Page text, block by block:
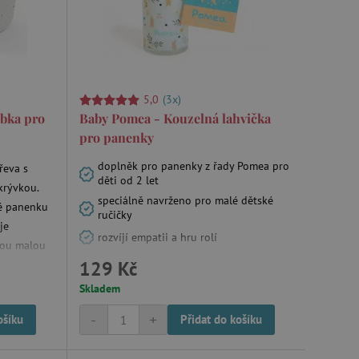
pro
s
panenku
malou
5,0 (3x)
Baby Pomea - Kouzelná lahvička
pro panenky
doplněk pro panenky z řady Pomea pro
děti od 2 let
speciálně navrženo pro malé dětské
ručičky
rozvíjí empatii a hru rolí
129 Kč
Skladem
+
- Přidat do košíku